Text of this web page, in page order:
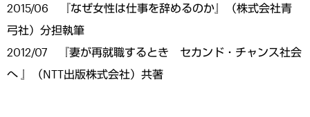
2015/06 『なぜ女性は仕事を辞めるのか』（株式会社青
弓社）分担執筆
2012/07 『妻が再就職するとき セカンド・チャンス社会
へ 』（NTT出版株式会社）共著